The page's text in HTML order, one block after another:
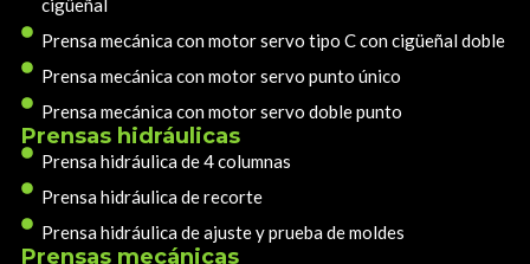
cigüeñal
Prensa mecánica con motor servo tipo C con cigüeñal doble
Prensa mecánica con motor servo punto único
Prensa mecánica con motor servo doble punto
Prensas hidráulicas
Prensa hidráulica de 4 columnas
Prensa hidráulica de recorte
Prensa hidráulica de ajuste y prueba de moldes
Prensas mecánicas